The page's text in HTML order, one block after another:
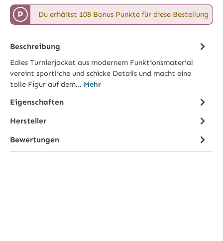
P Du erhältst 108 Bonus Punkte für diese Bestellung
Beschreibung
Edles Turnierjacket aus modernem Funktionsmaterial
vereint sportliche und schicke Details und macht eine
tolle Figur auf dem… Mehr
Eigenschaften
Hersteller
Bewertungen